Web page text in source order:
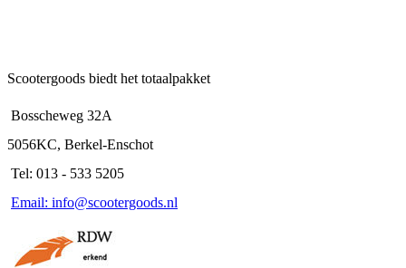
Scootergoods biedt het totaalpakket
Bosscheweg 32A
5056KC, Berkel-Enschot
Tel: 013 - 533 5205
Email: info@scootergoods.nl